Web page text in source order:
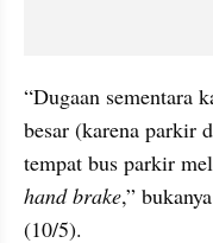
“Dugaan sementara
besar (karena parkir
hand brake,”
(10/5).